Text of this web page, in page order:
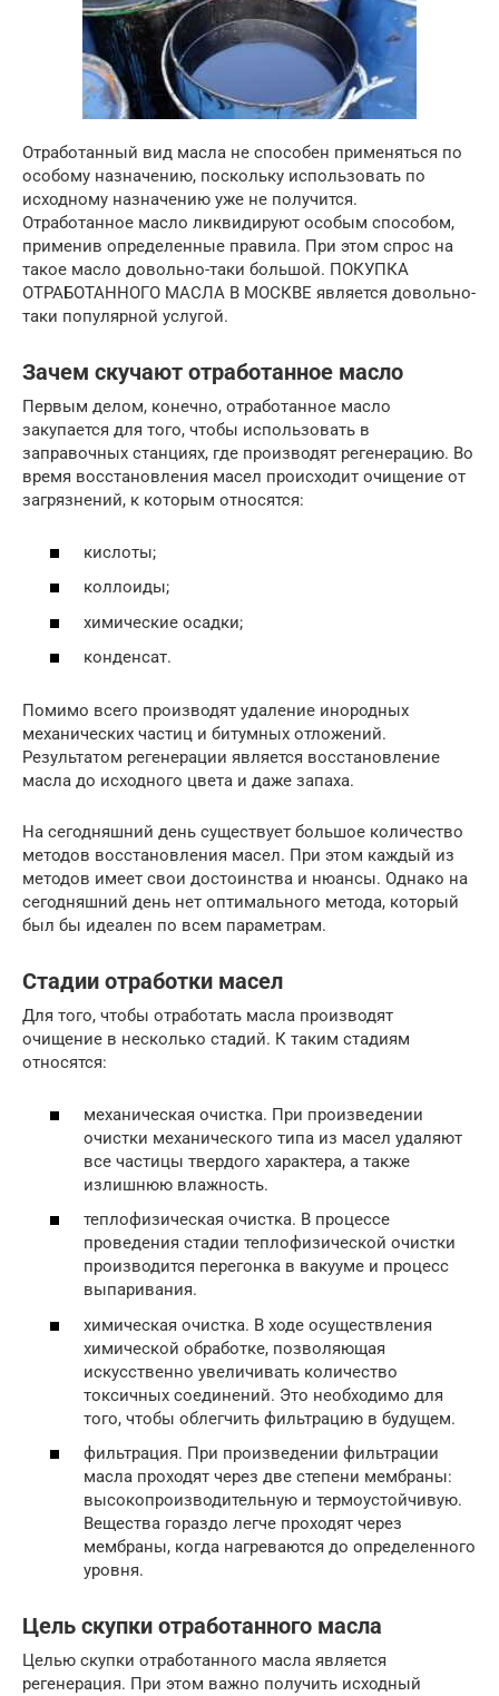
Отработанный вид масла не способен применяться по
особому назначению, поскольку использовать по
исходному назначению уже не получится.
Отработанное масло ликвидируют особым способом,
применив определенные правила. При этом спрос на
такое масло довольно-таки большой. ПОКУПКА
ОТРАБОТАННОГО МАСЛА В МОСКВЕ является довольно-
таки популярной услугой.
Зачем скучают отработанное масло
Первым делом, конечно, отработанное масло
закупается для того, чтобы использовать в
заправочных станциях, где производят регенерацию. Во
время восстановления масел происходит очищение от
загрязнений, к которым относятся:
кислоты;
коллоиды;
химические осадки;
конденсат.
Помимо всего производят удаление инородных
механических частиц и битумных отложений.
Результатом регенерации является восстановление
масла до исходного цвета и даже запаха.
На сегодняшний день существует большое количество
методов восстановления масел. При этом каждый из
методов имеет свои достоинства и нюансы. Однако на
сегодняшний день нет оптимального метода, который
был бы идеален по всем параметрам.
Стадии отработки масел
Для того, чтобы отработать масла производят
очищение в несколько стадий. К таким стадиям
относятся:
механическая очистка. При произведении
очистки механического типа из масел удаляют
все частицы твердого характера, а также
излишнюю влажность.
теплофизическая очистка. В процессе
проведения стадии теплофизической очистки
производится перегонка в вакууме и процесс
выпаривания.
химическая очистка. В ходе осуществления
химической обработке, позволяющая
искусственно увеличивать количество
токсичных соединений. Это необходимо для
того, чтобы облегчить фильтрацию в будущем.
фильтрация. При произведении фильтрации
масла проходят через две степени мембраны:
высокопроизводительную и термоустойчивую.
Вещества гораздо легче проходят через
мембраны, когда нагреваются до определенного
уровня.
Цель скупки отработанного масла
Целью скупки отработанного масла является
регенерация. При этом важно получить исходный